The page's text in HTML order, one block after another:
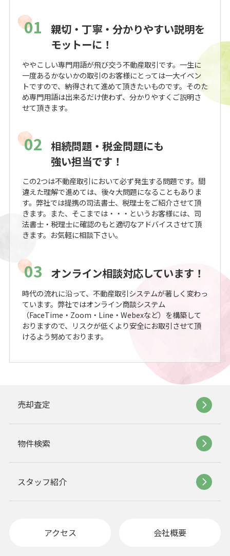
01
親切・丁寧・分かりやすい説明を
モットーに！
ややこしい専門用語が飛び交う不動産取引です。一生に
一度あるかないかの取引のお客様にとっては一大イベン
トですので、納得されて進めて頂きたいものです。そのた
め専門用語は出来るだけ使わず、分かりやすくご説明さ
せて頂きます。
02 相続問題・税金問題にも
強い担当です！
この2つは不動産取引において必ず発生する問題です。間
違えた理解で進めては、後々大問題になることもありま
す。弊社では提携の司法書士、税理士をご紹介させて頂
きます。また、そこまでは・・・というお客様には、司
法書士・税理士に確認のもと適切なアドバイスさせて頂
きます。お気軽に相談下さい。
03 オンライン相談対応しています！
時代の流れに沿って、不動産取引システムが著しく変わっ
ています。弊社ではオンライン商談システム
（FaceTime・Zoom・Line・Webexなど）を構築して
おりますので、リスクが低くより安全にお取引させて頂
けるよう努めております。
売却査定
物件検索
スタッフ紹介
アクセス 会社概要